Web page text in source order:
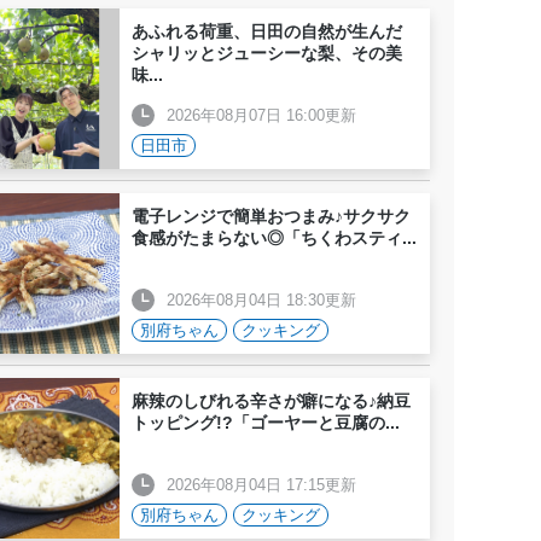
あふれる荷重、日田の自然が生んだ
シャリッとジューシーな梨、その美
味...
2026年08月07日 16:00更新
日田市
電子レンジで簡単おつまみ♪サクサク
食感がたまらない◎「ちくわスティ...
2026年08月04日 18:30更新
別府ちゃん
クッキング
麻辣のしびれる辛さが癖になる♪納豆
トッピング!?「ゴーヤーと豆腐の...
2026年08月04日 17:15更新
別府ちゃん
クッキング